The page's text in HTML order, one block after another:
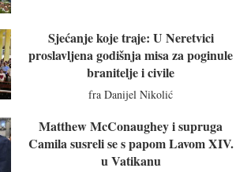
Sjećanje koje traje: U Neretvici
proslavljena godišnja misa za poginule
branitelje i civile
fra Danijel Nikolić
Matthew McConaughey i supruga
Camila susreli se s papom Lavom XIV.
u Vatikanu